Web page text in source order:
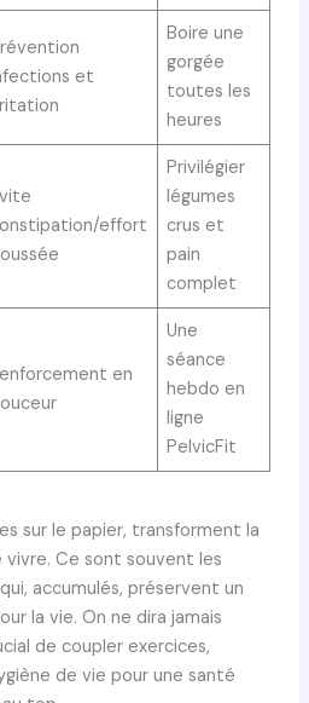
et
Boire une
gorgée
toutes les
heures
effort
Privilégier
légumes
crus et
pain
complet
en
Une
séance
hebdo en
ligne
PelvicFit
sur le papier, transforment la
Ce sont souvent les
accumulés, préservent un
la vie. On ne dira jamais
de coupler exercices,
de vie pour une santé